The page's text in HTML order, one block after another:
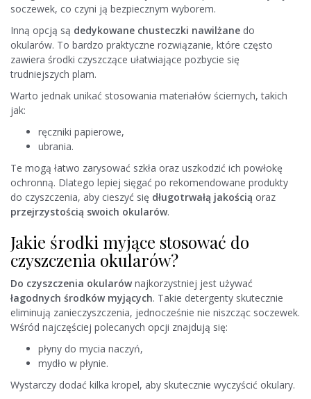
soczewek, co czyni ją bezpiecznym wyborem.
Inną opcją są dedykowane chusteczki nawilżane do
okularów. To bardzo praktyczne rozwiązanie, które często
zawiera środki czyszczące ułatwiające pozbycie się
trudniejszych plam.
Warto jednak unikać stosowania materiałów ściernych, takich
jak:
ręczniki papierowe,
ubrania.
Te mogą łatwo zarysować szkła oraz uszkodzić ich powłokę
ochronną. Dlatego lepiej sięgać po rekomendowane produkty
do czyszczenia, aby cieszyć się długotrwałą jakością oraz
przejrzystością swoich okularów.
Jakie środki myjące stosować do
czyszczenia okularów?
Do czyszczenia okularów najkorzystniej jest używać
łagodnych środków myjących. Takie detergenty skutecznie
eliminują zanieczyszczenia, jednocześnie nie niszcząc soczewek.
Wśród najczęściej polecanych opcji znajdują się:
płyny do mycia naczyń,
mydło w płynie.
Wystarczy dodać kilka kropel, aby skutecznie wyczyścić okulary.